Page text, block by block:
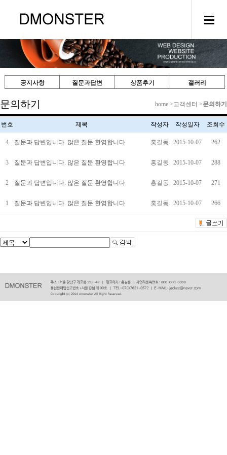
공지사항 질문과답변 상품후기 갤러리
문의하기 home >고객센터 >문의하기
번호 제목 작성자 작성일자 조회수
4 질문과 답변입니다. 많은 질문 환영합니다 홍길동 2015-10-07 262
3 질문과 답변입니다. 많은 질문 환영합니다 홍길동 2015-10-07 288
2 질문과 답변입니다. 많은 질문 환영합니다 홍길동 2015-10-07 271
1 질문과 답변입니다. 많은 질문 환영합니다 홍길동 2015-10-07 266